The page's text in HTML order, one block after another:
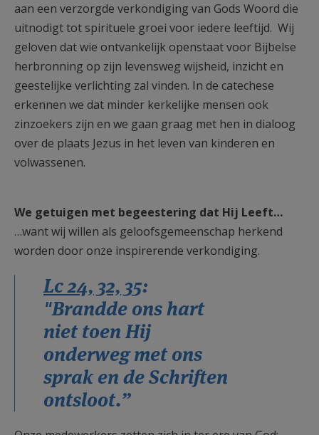
aan een verzorgde verkondiging van Gods Woord die
uitnodigt tot spirituele groei voor iedere leeftijd. Wij
geloven dat wie ontvankelijk openstaat voor Bijbelse
herbronning op zijn levensweg wijsheid, inzicht en
geestelijke verlichting zal vinden. In de catechese
erkennen we dat minder kerkelijke mensen ook
zinzoekers zijn en we gaan graag met hen in dialoog
over de plaats Jezus in het leven van kinderen en
volwassenen.
We getuigen met begeestering dat Hij Leeft…
…want wij willen als geloofsgemeenschap herkend
worden door onze inspirerende verkondiging.
Lc 24, 32, 35:
"Brandde ons hart
niet toen Hij
onderweg met ons
sprak en de Schriften
ontsloot.”